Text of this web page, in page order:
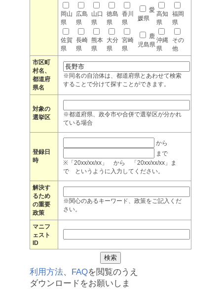
岡山
県
広島
県
山口
県
徳島
県
香川
県
愛
媛県
高知
県
福岡
県
佐賀
県
長崎
県
熊本
県
大分
県
宮崎
県
鹿
児島県
沖縄
県
その
他
市区町
村名、
都道府
県名
※同名の自治体は、都道府県とあわせて検索
することで分けて探すことができます。
対象の
選挙区
※都道府県、政令市や合併で選挙区が分かれ
ている場合
登録日
時
から
まで
※「20xx/xx/xx」 から 「20xx/xx/xx」ま
で というように入力してください。
解決す
るため
の重要
政策
※関心のあるキーワード、政策をご記入くだ
さい。
マニフ
ェスト
ID
利用方法、 FAQを閲覧のうえ
ダウンロードをお願いしま